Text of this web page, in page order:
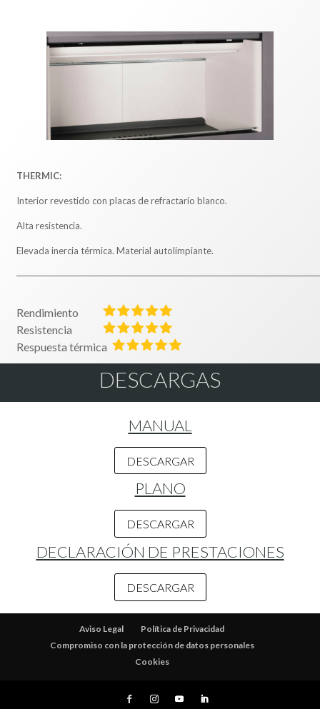
THERMIC:
Interior revestido con placas de refractario blanco.
Alta resistencia.
Elevada inercia térmica. Material autolimpiante.
Rendimiento
Resistencia
Respuesta térmica
DESCARGAS
MANUAL
DESCARGAR
PLANO
DESCARGAR
DECLARACIÓN DE PRESTACIONES
DESCARGAR
Aviso Legal
Política de Privacidad
Compromiso con la protección de datos personales
Cookies